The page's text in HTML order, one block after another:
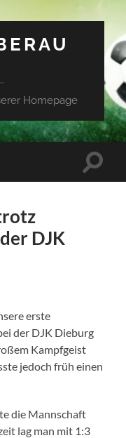
Homepage
DJK
erste
der DJK Dieburg
Kampfgeist
jedoch früh einen
die Mannschaft
lag man mit 1:3